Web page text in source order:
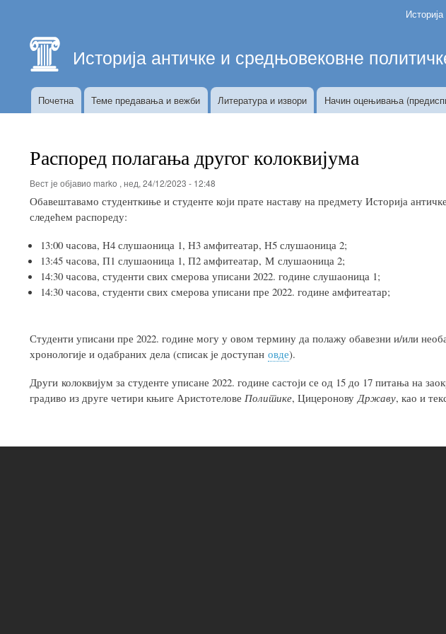
навигација
Историја античке и средњовековне
Историја
средњовековне
мисли
Почетна Теме предавања и вежби Литература и извори Начин оцењивања
Распоред полагања другог колоквијума
Вест је објавио marko , нед, 24/12/2023 - 12:48
Обавештавамо студенткиње и студенте који прате наставу на предмету Историја
следећем распореду:
13:00 часова, Н4 слушаоница 1, Н3 амфитеатар, Н5 слушаоница 2;
13:45 часова, П1 слушаоница 1, П2 амфитеатар, М слушаоница 2;
14:30 часова, студенти свих смерова уписани 2022. године слушаоница 1;
14:30 часова, студенти свих смерова уписани пре 2022. године амфитеатар;
Студенти уписани пре 2022. године могу у овом термину да полажу обавезни и/или
хронологије и одабраних дела (списак је доступан овде).
Други колоквијум за студенте уписане 2022. године састоји се од 15 до 17 питања на
градиво из друге четири књиге Аристотелове Политике, Цицеронову Државу, као и